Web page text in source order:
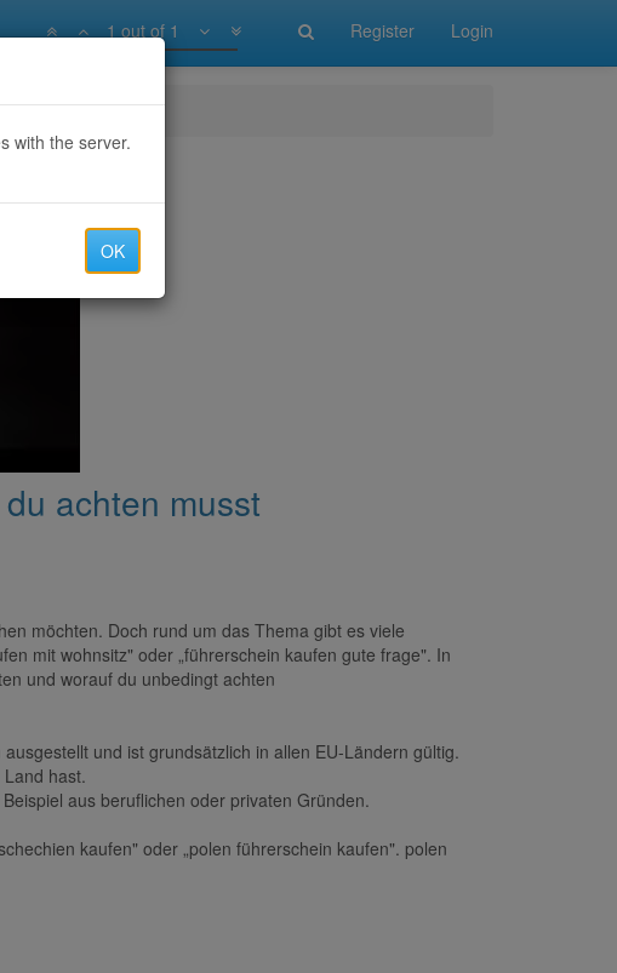
Register Login
1 out of 1
musst
achten musst
möchten. Doch rund um das Thema gibt es viele
mit wohnsitz" oder „führerschein kaufen gute frage". In
und worauf du unbedingt achten
und ist grundsätzlich in allen EU-Ländern gültig.
hast.
aus beruflichen oder privaten Gründen.
kaufen" oder „polen führerschein kaufen". polen
with the server.
OK